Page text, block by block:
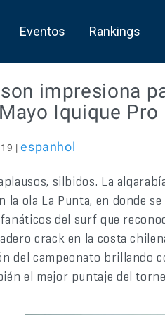
Eventos Rankings
impresiona
Iquique Pro
|espanhol
silbidos. La
la ola La Punta, en donde
del surf que
crack en la costa
del campeonato brillando
el mejor puntaje del